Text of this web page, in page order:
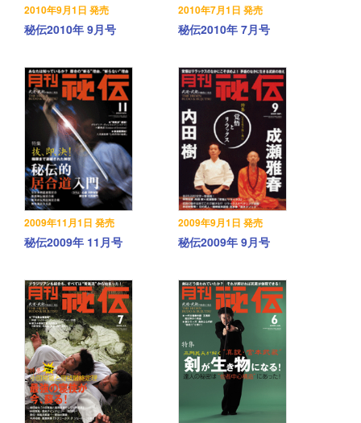
2010年9月1日 発売
秘伝2010年 9月号
2010年7月1日 発売
秘伝2010年 7月号
2009年11月1日 発売
秘伝2009年 11月号
2009年9月1日 発売
秘伝2009年 9月号